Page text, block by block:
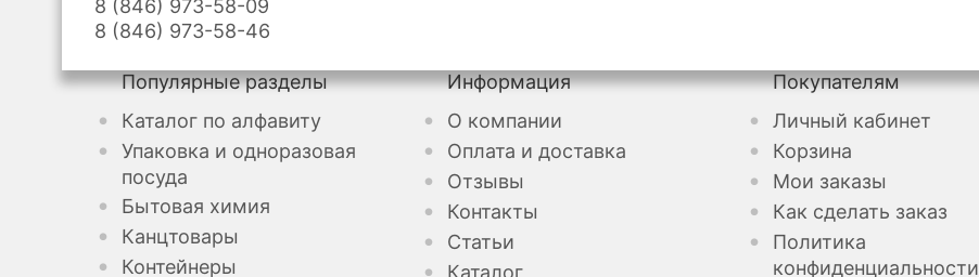
8 (846) 973-58-09
8 (846) 973-58-46
Популярные разделы
Каталог по алфавиту
Упаковка и одноразовая
посуда
Бытовая химия
Канцтовары
Контейнеры
Информация
О компании
Оплата и доставка
Отзывы
Контакты
Статьи
Каталог
Покупателям
Личный кабинет
Корзина
Мои заказы
Как сделать заказ
Политика
конфиденциальности